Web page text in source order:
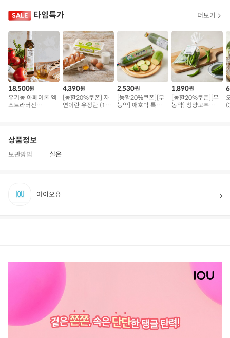
타임특가 더보기
18,500원
유기농 아페이론 엑
스트라버진
4,390원
[농할20%쿠폰] 자
연이란 유정란 (10
2,530원
[농할20%쿠폰][무
농약] 애호박 특품
1,890원
[농할20%쿠폰][무
농약] 청양고추
상품정보
보관방법 실온
아이오유